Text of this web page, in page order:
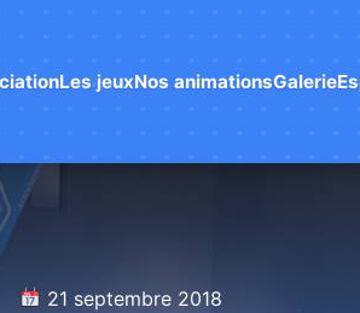
Les jeuxNos animationsGalerie
21 septembre 2018